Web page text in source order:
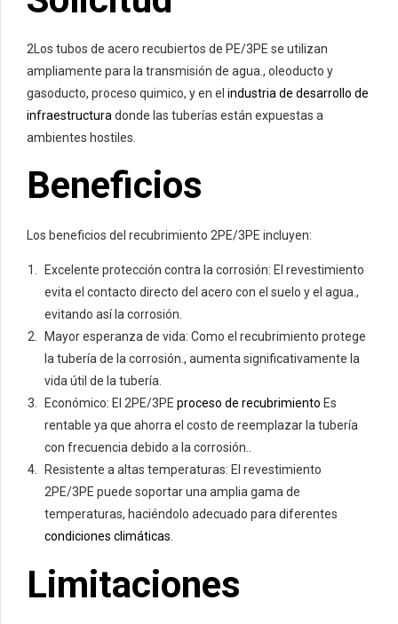
2Los tubos de acero recubiertos de PE/3PE se utilizan
ampliamente para la transmisión de agua., oleoducto y
gasoducto, proceso quimico, y en el industria de desarrollo de
infraestructuradonde las tuberías están expuestas a
ambientes hostiles.
Beneficios
Los beneficios del recubrimiento 2PE/3PE incluyen:
Excelente protección contra la corrosión: El revestimiento
evita el contacto directo del acero con el suelo y el agua.,
evitando así la corrosión.
Mayor esperanza de vida: Como el recubrimiento protege
la tubería de la corrosión., aumenta significativamente la
vida útil de la tubería.
Económico: El 2PE/3PE proceso de recubrimiento Es
rentable ya que ahorra el costo de reemplazar la tubería
con frecuencia debido a la corrosión..
Resistente a altas temperaturas: El revestimiento
2PE/3PE puede soportar una amplia gama de
temperaturas, haciéndolo adecuado para diferentes
condiciones climáticas
Limitaciones